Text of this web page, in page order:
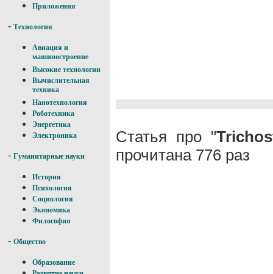
Приложения
- Технология
Авиация и
машиностроение
Высокие технологии
Вычислительная
техника
Нанотехнология
Роботехника
Энергетика
Электроника
- Гуманитарные науки
История
Психология
Социология
Экономика
Философия
- Общество
Образование
Статья про "
прочитана 776 раз